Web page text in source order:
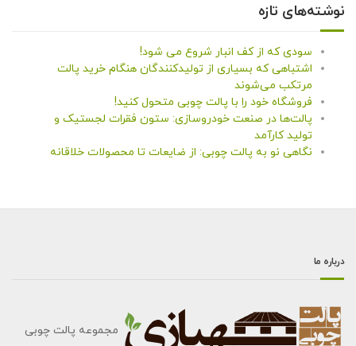
نوشته‌های تازه
سودی که از کف انبار شروع می شود!
اشتباهی که بسیاری از تولیدکنندگان هنگام خرید پالت
مرتکب می‌شوند
فروشگاه خود را با پالت چوبی متحول کنید!
پالت‌ها در صنعت خودروسازی: ستون فقرات لجستیک و
تولید کارآمد
نگاهی نو به پالت چوبی: از ضایعات تا محصولات خلاقانه
درباره ما
مجموعه پالت چوبی